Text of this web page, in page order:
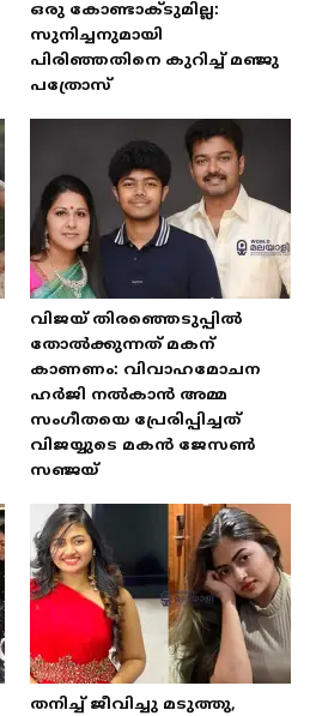
ഒരു കോണ്ടാക്ടുമില്ല:
സുനിച്ചനുമായി
പിരിഞ്ഞതിനെ കുറിച്ച് മഞ്ജു
പത്രോസ്
വിജയ് തിരഞ്ഞെടുപ്പിൽ
തോൽക്കുന്നത് മകന്
കാണണം: വിവാഹമോചന
ഹർജി നൽകാൻ അമ്മ
സംഗീതയെ പ്രേരിപ്പിച്ചത്
വിജയ്യുടെ മകൻ ജേസൺ
സഞ്ജയ്
തനിച്ച് ജീവിച്ചു മടുത്തു,